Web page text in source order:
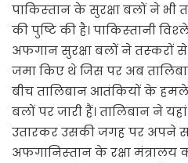
पाकिस्‍तान के सुरक्षा बलों ने
की पुष्टि की है। पाकिस्‍तानी
अफगान सुरक्षा बलों ने
जमा किए थे जिस पर अब
बीच तालिबान आतंकियों के
बलों पर जारी हैं। तालिबान ने
उतारकर उसकी जगह पर अपने
अफगानिस्‍तान के रक्षा मंत्रालय